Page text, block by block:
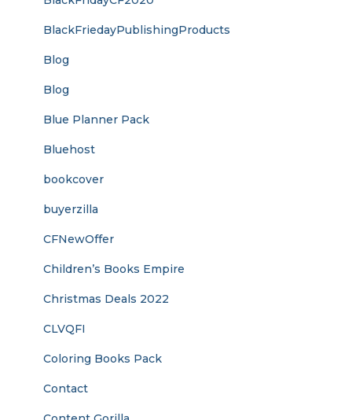
BlackFriedayPublishingProducts
Blog
Blog
Blue Planner Pack
Bluehost
bookcover
buyerzilla
CFNewOffer
Children’s Books Empire
Christmas Deals 2022
CLVQFI
Coloring Books Pack
Contact